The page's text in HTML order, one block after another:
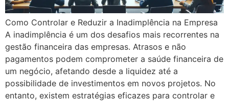
Como Controlar e Reduzir a Inadimplência na Empresa
A inadimplência é um dos desafios mais recorrentes na
gestão financeira das empresas. Atrasos e não
pagamentos podem comprometer a saúde financeira de
um negócio, afetando desde a liquidez até a
possibilidade de investimentos em novos projetos. No
entanto, existem estratégias eficazes para controlar e